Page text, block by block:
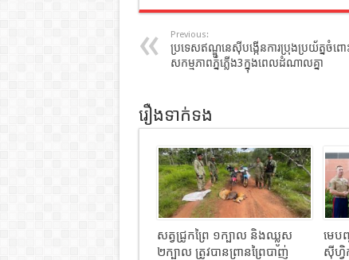
Previous:
ប្រទេសឥណ្ឌូនេស៊ីបង្កើនការប្រុងប្រយ័ត្នចំពោ
សកម្មភាពភ្នំភ្លើង3ក្នុងពេលដំណាលគ្នា
រឿងទាក់ទង
សត្វជ្រូកព្រៃ ១ក្បាល និងឈ្លូស
២ក្បាល​ ត្រូវបានព្រានព្រៃបាញ់
មេបញ្
ស៊ីហ្វិ